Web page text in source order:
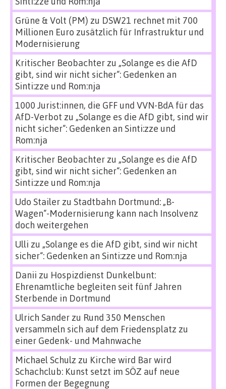
Grüne & Volt (PM) zu DSW21 rechnet mit 700
Millionen Euro zusätzlich für Infrastruktur und
Modernisierung
Kritischer Beobachterzu „Solange es die AfD
gibt, sind wir nicht sicher“: Gedenken an
Sinti:zze und Rom:nja
1000 Jurist:innen, die GFF und VVN-BdA für das
AfD-Verbot zu „Solange es die AfD gibt, sind wir
nicht sicher“: Gedenken an Sinti:zze und
Rom:nja
Kritischer Beobachterzu „Solange es die AfD
gibt, sind wir nicht sicher“: Gedenken an
Sinti:zze und Rom:nja
Udo Stailerzu Stadtbahn Dortmund: „B-
Wagen“-Modernisierung kann nach Insolvenz
doch weitergehen
Ulli zu „Solange es die AfD gibt, sind wir nicht
sicher“: Gedenken an Sinti:zze und Rom:nja
Danii zu Hospizdienst Dunkelbunt:
Ehrenamtliche begleiten seit fünf Jahren
Sterbende in Dortmund
Ulrich Sanderzu Rund 350 Menschen
versammeln sich auf dem Friedensplatz zu
einer Gedenk- und Mahnwache
Michael Schulz zu Kirche wird Bar wird
Schachclub: Kunst setzt im SÖZ auf neue
Formen der Begegnung